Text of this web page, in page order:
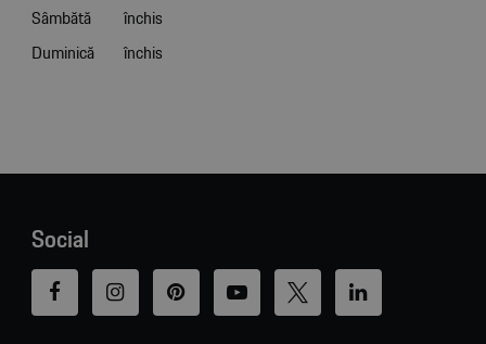
Sâmbătă
închis
Duminică
închis
Social